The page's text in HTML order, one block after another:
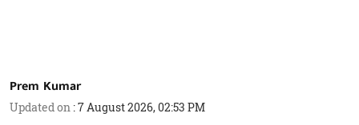
Prem Kumar
Updated on :7 August 2026, 02:53 PM